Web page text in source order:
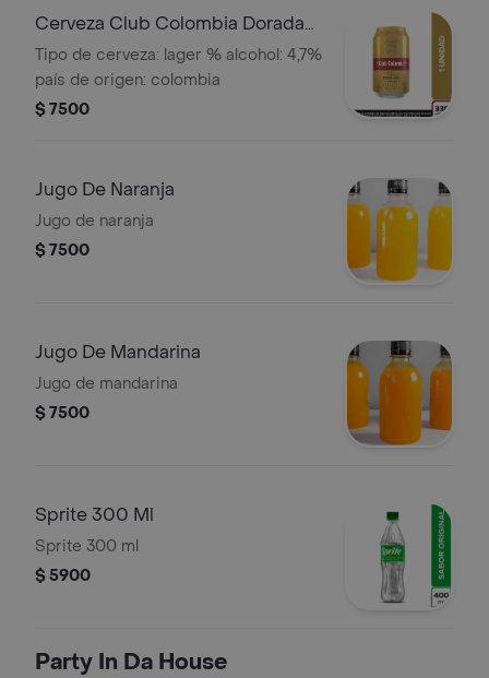
Cerveza Club Colombia Dorada
Lata 330ml
Tipo de cerveza: lager % alcohol: 4,7%
país de origen: colombia
$ 7500
Jugo De Naranja
Jugo de naranja
$ 7500
Jugo De Mandarina
Jugo de mandarina
$ 7500
Sprite 300 Ml
Sprite 300 ml
$ 5900
Party In Da House